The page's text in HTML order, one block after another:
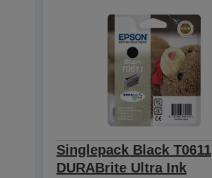
Singlepack Black T0611
DURABrite Ultra Ink